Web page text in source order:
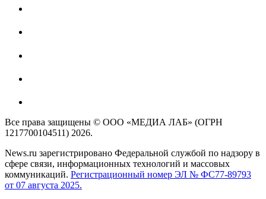
Все права защищены © ООО «МЕДИА ЛАБ» (ОГРН
1217700104511) 2026.
News.ru зарегистрировано Федеральной службой по надзору в
сфере связи, информационных технологий и массовых
коммуникаций. Регистрационный номер ЭЛ № ФС77-89793
от 07 августа 2025.